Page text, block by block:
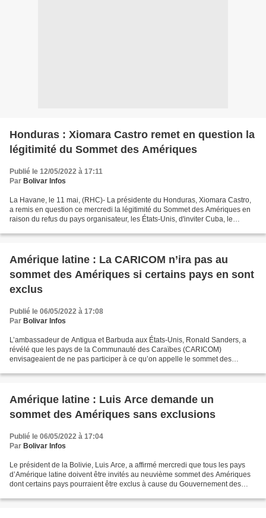
Honduras : Xiomara Castro remet en question la
légitimité du Sommet des Amériques
Publié le 12/05/2022 à 17:11
Par Bolivar Infos
La Havane, le 11 mai, (RHC)- La présidente du Honduras, Xiomara Castro,
a remis en question ce mercredi la légitimité du Sommet des Amériques en
raison du refus du pays organisateur, les États-Unis, d'inviter Cuba, le
Amérique latine : La CARICOM n’ira pas au
sommet des Amériques si certains pays en sont
exclus
Publié le 06/05/2022 à 17:08
Par Bolivar Infos
L’ambassadeur de Antigua et Barbuda aux États-Unis, Ronald Sanders, a
révélé que les pays de la Communauté des Caraïbes (CARICOM)
envisageaient de ne pas participer à ce qu’on appelle le sommet des
Amérique latine : Luis Arce demande un
sommet des Amériques sans exclusions
Publié le 06/05/2022 à 17:04
Par Bolivar Infos
Le président de la Bolivie, Luis Arce, a affirmé mercredi que tous les pays
d’Amérique latine doivent être invités au neuvième sommet des Amériques
dont certains pays pourraient être exclus à cause du Gouvernement des